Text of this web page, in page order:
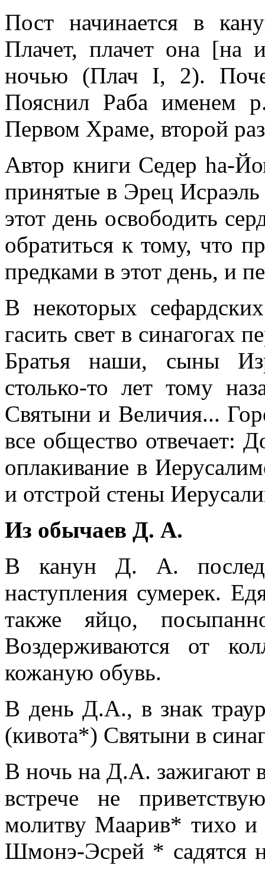
Пост начинается в
Плачет, плачет она [на
ночью (Плач I, 2).
Пояснил Раба именем
Первом Храме, второй
Автор книги Седер hа-
принятые в Эрец
этот день освободить
обратиться к тому, что
предками в этот день, и
В некоторых
гасить свет в синагогах
Братья наши, сыны
столько-то лет тому
Святыни и Величия...
все общество отвечает:
оплакивание в
и отстрой стены
Из обычаев Д. А.
В канун Д. А.
наступления сумерек.
также яйцо,
Воздерживаются от
кожаную обувь.
В день Д.А., в знак
(кивота*) Святыни в
В ночь на Д.А. зажигают
встрече не
молитву Маарив* тихо и
Шмонэ-Эсрей * садятся